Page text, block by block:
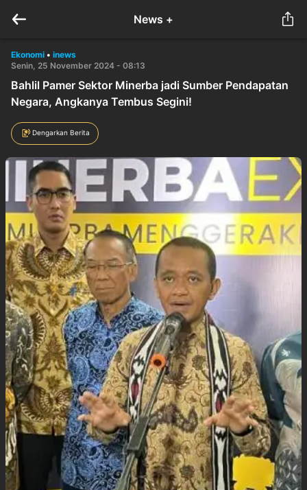
News +
Ekonomi • inews
Senin, 25 November 2024 - 08:13
Bahlil Pamer Sektor Minerba jadi Sumber Pendapatan
Negara, Angkanya Tembus Segini!
Dengarkan Berita